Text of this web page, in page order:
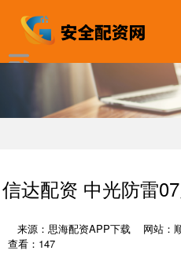
信达配资 中光防雷
来源：思海配资APP下载 网站：
查看：147